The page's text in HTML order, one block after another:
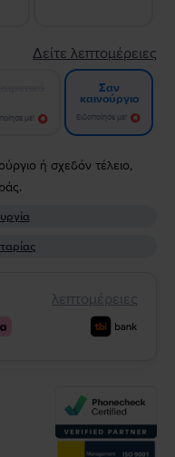
Δείτε λεπτομέρειες
με!
Σαν
καινούργιο
Ειδοποίησε με!
ή σχεδόν τέλειο,
λεπτομέρειες